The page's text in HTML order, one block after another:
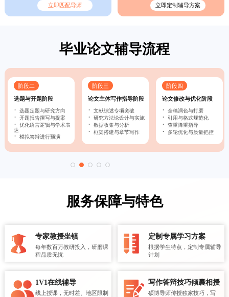
立即匹配导师 立即定制辅导方案
毕业论文辅导流程
阶段二
选题与开题阶段
· 选题定题与研究方向​
· 开题报告撰写与提案​
·
优化语言逻辑与学术表
达
· 模拟答辩进行预演
阶段三
论文主体写作指导阶段
· 文献综述专项突破
· 研究方法论设计与实施
· 数据收集与分析
· 框架搭建与章节写作
阶段四
论文修改与优化阶段
· 全稿润色与打磨
· 引用与格式规范化
· 查重降重指导
· 多轮优化与质量把控
服务保障与特色
专家教授坐镇
每年数百万教研投入，研磨课
程品质无忧
定制专属学习方案
根据学生特点，定制专属辅导
计划
1V1在线辅导
线上授课，无时差、地区限制
写作答辩技巧倾囊相授
硕博导师传授独家技巧，写